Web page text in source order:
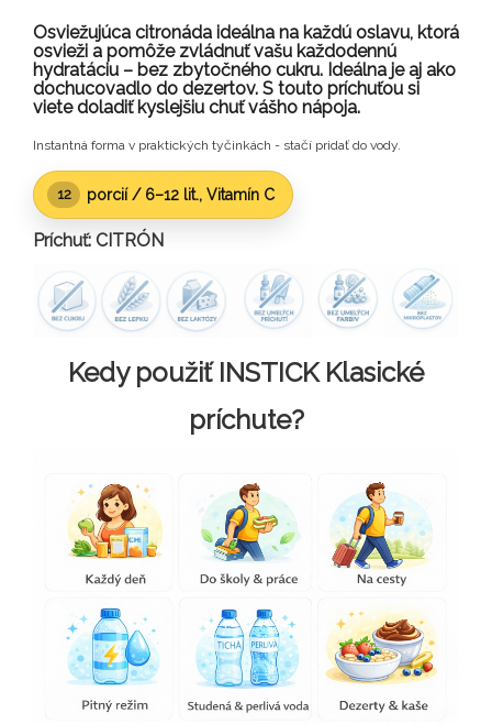
Osviežujúca citronáda ideálna na každú oslavu, ktorá
osvieži a pomôže zvládnuť vašu každodennú
hydratáciu – bez zbytočného cukru. Ideálna je aj ako
dochucovadlo do dezertov. S touto príchuťou si
viete doladiť kyslejšiu chuť vášho nápoja.
Instantná forma v praktických tyčinkách - stačí pridať do vody.
12 porcií / 6–12 lit., Vitamín C
Príchuť: CITRÓN
Kedy použiť INSTICK Klasické
príchute?